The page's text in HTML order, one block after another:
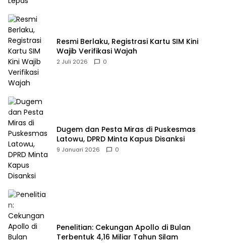
Resmi Berlaku, Registrasi Kartu SIM Kini
Wajib Verifikasi Wajah
2 Juli 2026 0
Dugem dan Pesta Miras di Puskesmas
Latowu, DPRD Minta Kapus Disanksi
9 Januari 2026 0
Penelitian: Cekungan Apollo di Bulan
Terbentuk 4,16 Miliar Tahun Silam